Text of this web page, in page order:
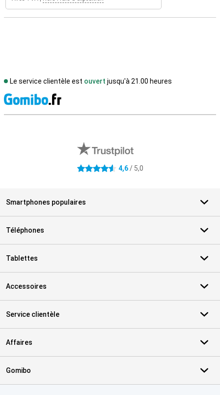
Le service clientèle est ouvert jusqu'à 21.00 heures
4.6 étoiles 4,6/ 5,0
Smartphones populaires
Téléphones
Tablettes
Accessoires
Service clientèle
Affaires
Gomibo